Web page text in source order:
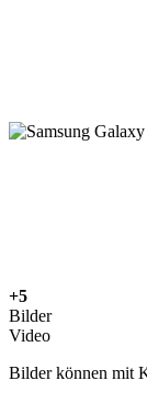
+5
Bilder
Video
Bilder können mit